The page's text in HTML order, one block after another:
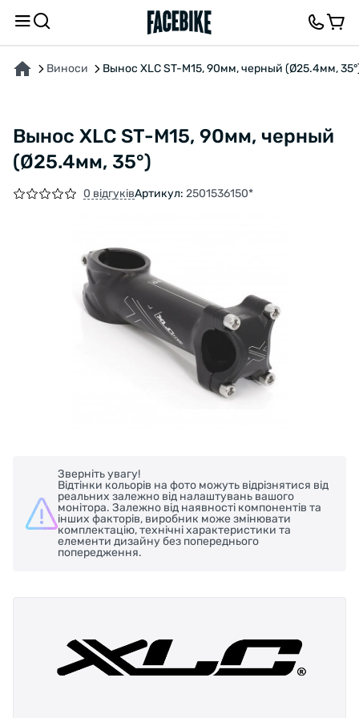
Виноси Вынос XLC ST-M15, 90мм, черный (Ø25.4мм,
Вынос XLC ST-M15, 90мм, черный
(Ø25.4мм, 35°)
0 відгуківАртикул: 2501536150*
Зверніть увагу!
Відтінки кольорів на фото можуть відрізнятися від
реальних залежно від налаштувань вашого
монітора. Залежно від наявності компонентів та
інших факторів, виробник може змінювати
комплектацію, технічні характеристики та
елементи дизайну без попереднього
попередження.
ПРО ТОВАР ВІДГУКИ ТА ЗАПИТАННЯ